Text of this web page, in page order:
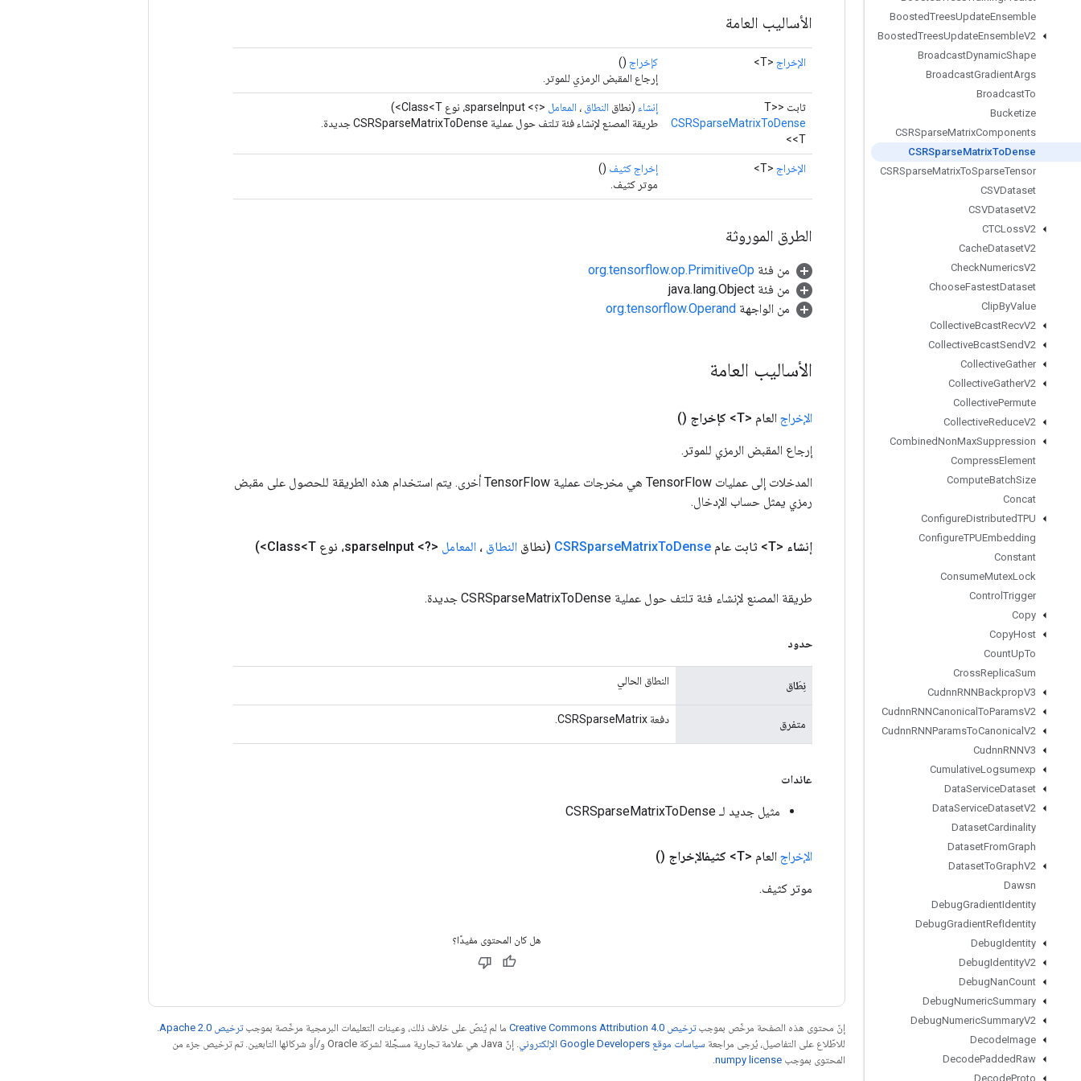
BoostedTreesUpdateEnsemble
BoostedTreesUpdateEnsembleV2
BroadcastDynamicShape
BroadcastGradientArgs
BroadcastTo
Bucketize
CSRSparseMatrixComponents
CSRSparseMatrixToDense
CSRSparseMatrixToSparseTensor
CSVDataset
CSVDatasetV2
CTCLossV2
CacheDatasetV2
CheckNumericsV2
ChooseFastestDataset
ClipByValue
CollectiveBcastRecvV2
CollectiveBcastSendV2
CollectiveGather
CollectiveGatherV2
CollectivePermute
CollectiveReduceV2
CombinedNonMaxSuppression
CompressElement
ComputeBatchSize
Concat
ConfigureDistributedTPU
ConfigureTPUEmbedding
Constant
ConsumeMutexLock
Control Trigger
Copy
CopyHost
CountUpTo
CrossReplicaSum
CudnnRNNBackpropV3
CudnnRNNCanonical ToParamsV2
CudnnRNNParamsToCanonical V2
CudnnRNNV3
CumulativeLogsumexp
DataServiceDataset
DataServiceDatasetV2
DatasetCardinality
DatasetFromGraph
DatasetToGraphV2
Dawsn
DebugGradientIdentity
DebugGradientRefIdentity
DebugIdentity
DebugIdentityV2
DebugNanCount
DebugNumericSummary
DebugNumericSummaryV2
DecodeImage
DecodePaddedRaw
DecodeProto
الأساليب العامة
الإخراج <T> كإخراج ()
إرجاع المقبض الرمزي للموتر.
ثابت <T>
CSRSparseMatrixToDense
<T>
إنشاء (نطاق النطاق ، المعامل <؟> sparseInput، نوع Class<T>)
طريقة المصنع لإنشاء فئة تلتف حول عملية CSRSparseMatrixToDense جديدة.
الإخراج <T> إخراج كثيف ()
موتر كثيف.
الطرق الموروثة
من فئة org.tensorflow.op.PrimitiveOp
من فئة java.lang.Object
من الواجهة org.tensorflow.Operand
الأساليب العامة
الإخراج العام <T> كإخراج ()
إرجاع المقبض الرمزي للموتر.
المدخلات إلى عمليات TensorFlow هي مخرجات عملية TensorFlow أخرى. يتم استخدام هذه الطريقة للحصول على مقبض
رمزي يمثل حساب الإدخال.
إنشاء <T> ثابت عام CSRSparseMatrixToDense (نطاق النطاق ، المعامل <?> sparse Input، نوع Class<T>)
طريقة المصنع لإنشاء فئة تلتف حول عملية CSRSparseMatrixToDense جديدة.
حدود
نِطَاق النطاق الحالي
متفرق دفعة CSRSparseMatrix.
عائدات
مثيل جديد لـ CSRSparseMatrixToDense
الإخراج العام <T> كثيفالإخراج ()
موتر كثيف.
هل كان المحتوى مفيدًا؟
إنّ محتوى هذه الصفحة مرخّص بموجبترخيص Creative Commons Attribution 4.0‏ ما لم يُنصّ على خلاف ذلك، وعينات التعليمات البرمجية مرخّصة بموجبترخيص Apache 2.0‏
للاطّلاع على التفاصيل، يُرجى مراجعة سياسات موقع Google Developers الإلكتروني
. إنّ Java هي علامة تجارية مسجَّلة لشركة Oracle و/أو شركائها التابعين. تم ترخيص جزء من
المحتوى بموجب numpy license